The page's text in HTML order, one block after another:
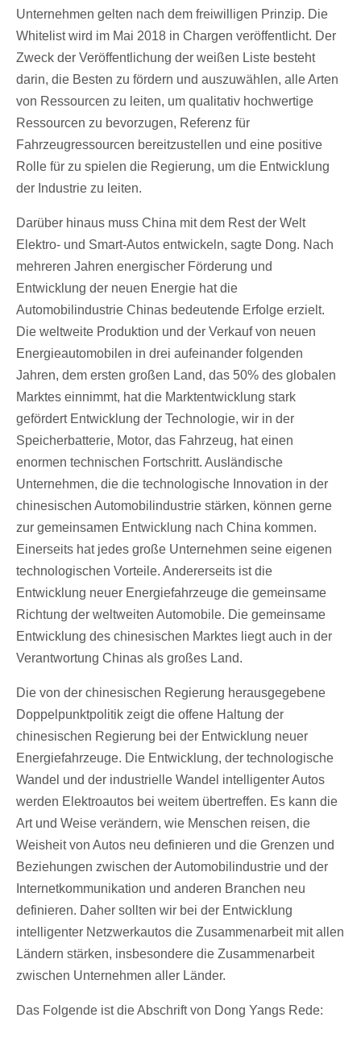
Unternehmen gelten nach dem freiwilligen Prinzip. Die
Whitelist wird im Mai 2018 in Chargen veröffentlicht. Der
Zweck der Veröffentlichung der weißen Liste besteht
darin, die Besten zu fördern und auszuwählen, alle Arten
von Ressourcen zu leiten, um qualitativ hochwertige
Ressourcen zu bevorzugen, Referenz für
Fahrzeugressourcen bereitzustellen und eine positive
Rolle für zu spielen die Regierung, um die Entwicklung
der Industrie zu leiten.
Darüber hinaus muss China mit dem Rest der Welt
Elektro- und Smart-Autos entwickeln, sagte Dong. Nach
mehreren Jahren energischer Förderung und
Entwicklung der neuen Energie hat die
Automobilindustrie Chinas bedeutende Erfolge erzielt.
Die weltweite Produktion und der Verkauf von neuen
Energieautomobilen in drei aufeinander folgenden
Jahren, dem ersten großen Land, das 50% des globalen
Marktes einnimmt, hat die Marktentwicklung stark
gefördert Entwicklung der Technologie, wir in der
Speicherbatterie, Motor, das Fahrzeug, hat einen
enormen technischen Fortschritt. Ausländische
Unternehmen, die die technologische Innovation in der
chinesischen Automobilindustrie stärken, können gerne
zur gemeinsamen Entwicklung nach China kommen.
Einerseits hat jedes große Unternehmen seine eigenen
technologischen Vorteile. Andererseits ist die
Entwicklung neuer Energiefahrzeuge die gemeinsame
Richtung der weltweiten Automobile. Die gemeinsame
Entwicklung des chinesischen Marktes liegt auch in der
Verantwortung Chinas als großes Land.
Die von der chinesischen Regierung herausgegebene
Doppelpunktpolitik zeigt die offene Haltung der
chinesischen Regierung bei der Entwicklung neuer
Energiefahrzeuge. Die Entwicklung, der technologische
Wandel und der industrielle Wandel intelligenter Autos
werden Elektroautos bei weitem übertreffen. Es kann die
Art und Weise verändern, wie Menschen reisen, die
Weisheit von Autos neu definieren und die Grenzen und
Beziehungen zwischen der Automobilindustrie und der
Internetkommunikation und anderen Branchen neu
definieren. Daher sollten wir bei der Entwicklung
intelligenter Netzwerkautos die Zusammenarbeit mit allen
Ländern stärken, insbesondere die Zusammenarbeit
zwischen Unternehmen aller Länder.
Das Folgende ist die Abschrift von Dong Yangs Rede: